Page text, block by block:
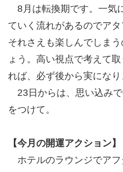
8月は転換期です。一気
ていく流れがあるのでアタ
それさえも楽しんでしま
ょう。高い視点で考えて
れば、必ず後から実になり
23日からは、思い込み
をつけて。
【今月の開運アクション】
ホテルのラウンジでアフ